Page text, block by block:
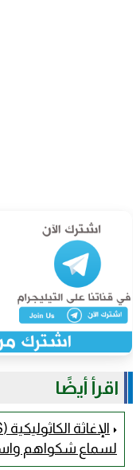
اقرأ أيضًا
لسماع شكواهم